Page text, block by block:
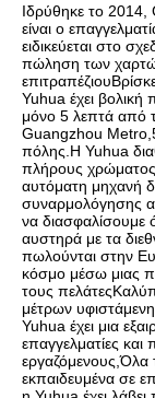
Ιδρύθηκε το
είναι ο
ειδικεύεται στο
πώληση των χαρτών
Yuhua έχει βολική
μόνο 5 λεπτά από
Guangzhou
πόλης.Η Yuhua
πλήρους
αυτόματη μηχανή
συναρμολόγησης
να διασφαλίσουμε
αυστηρά με τα
πωλούνται στην
κόσμο μέσω μιας
τους
μέτρων
Yuhua έχει μια
επαγγελματίες και
εργαζόμενους,Όλα
εκπαιδευμένα σε